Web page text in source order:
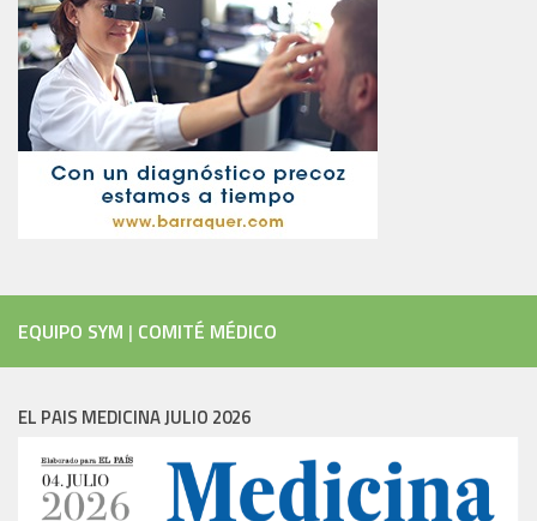
EQUIPO SYM | COMITÉ MÉDICO
EL PAIS MEDICINA JULIO 2026